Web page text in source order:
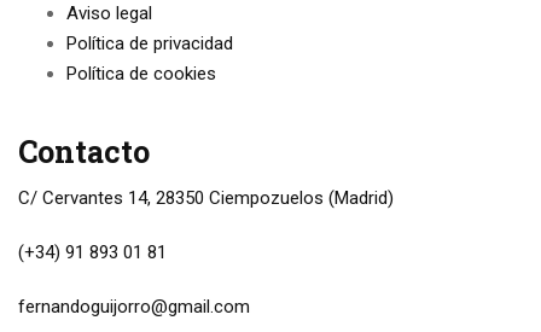
Aviso legal
Política de privacidad
Política de cookies
Contacto
C/ Cervantes 14, 28350 Ciempozuelos (Madrid)
(+34) 91 893 01 81
fernandoguijorro@gmail.com